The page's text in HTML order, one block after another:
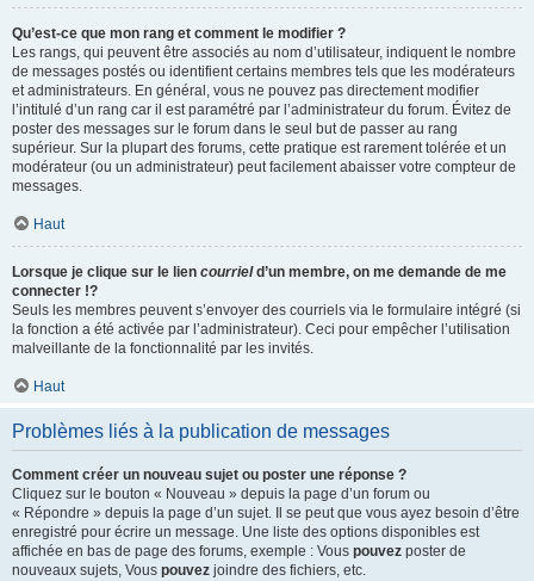
Qu’est-ce que mon rang et comment le modifier ?
Les rangs, qui peuvent être associés au nom d’utilisateur, indiquent le nombre
de messages postés ou identifient certains membres tels que les modérateurs
et administrateurs. En général, vous ne pouvez pas directement modifier
l’intitulé d’un rang car il est paramétré par l’administrateur du forum. Évitez de
poster des messages sur le forum dans le seul but de passer au rang
supérieur. Sur la plupart des forums, cette pratique est rarement tolérée et un
modérateur (ou un administrateur) peut facilement abaisser votre compteur de
messages.
Haut
Lorsque je clique sur le lien courrield’un membre, on me demande de me
connecter !?
Seuls les membres peuvent s’envoyer des courriels via le formulaire intégré (si
la fonction a été activée par l’administrateur). Ceci pour empêcher l’utilisation
malveillante de la fonctionnalité par les invités.
Haut
Problèmes liés à la publication de messages
Comment créer un nouveau sujet ou poster une réponse ?
Cliquez sur le bouton « Nouveau » depuis la page d’un forum ou
« Répondre » depuis la page d’un sujet. Il se peut que vous ayez besoin d’être
enregistré pour écrire un message. Une liste des options disponibles est
affichée en bas de page des forums, exemple : Vous pouvez poster de
nouveaux sujets, Vous pouvez joindre des fichiers, etc.